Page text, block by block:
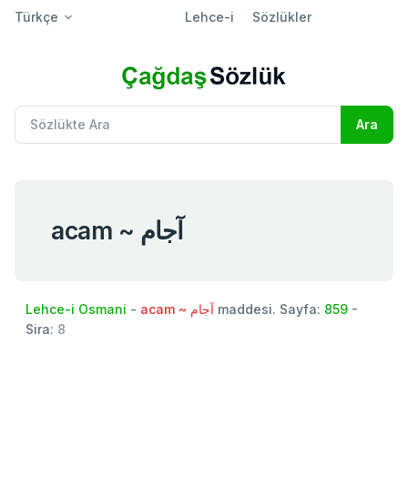
Türkçe Lehce-i Sözlükler
acam ~ آجام
Lehce-i Osmani - acam ~ آجام maddesi. Sayfa: 859 -
Sira: 8